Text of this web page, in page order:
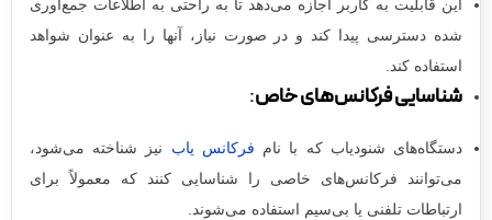
این قابلیت به کاربر اجازه می‌دهد تا به راحتی به اطلاعات جمع‌آوری
شده دسترسی پیدا کند و در صورت نیاز، آنها را به عنوان شواهد
استفاده کند.
شناسایی فرکانس‌های خاص:
دستگاه‌های شنودیاب که با نام فرکانس یاب نیز شناخته می‌شود،
می‌توانند فرکانس‌های خاصی را شناسایی کنند که معمولاً برای
ارتباطات تلفنی یا بی‌سیم استفاده می‌شوند.